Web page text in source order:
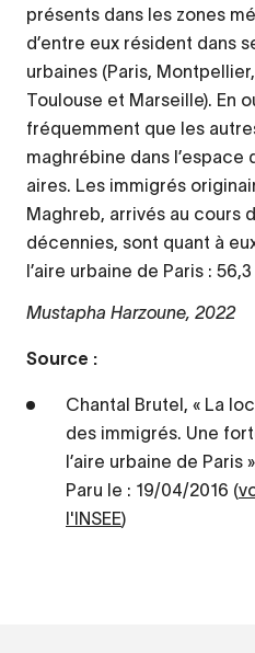
présents dans les zones
d’entre eux résident dans
urbaines (Paris,
Toulouse et Marseille). En
fréquemment que les
maghrébine dans
aires. Les immigrés
Maghreb, arrivés au cours
décennies, sont quant à
l’aire urbaine de Paris :
Mustapha Harzoune, 2022
Source :
Chantal Brutel, « La
des immigrés. Une
l’aire urbaine de Paris
Paru le : 19/04/2016 (
l'INSEE)